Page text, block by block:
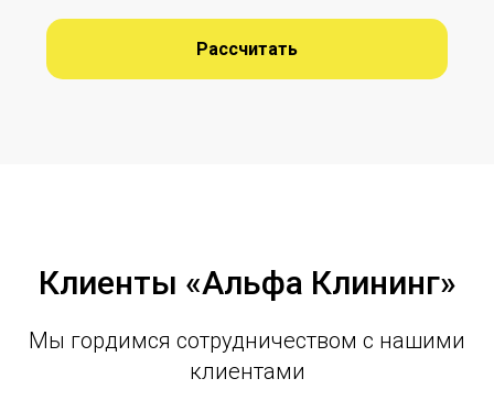
Рассчитать
Клиенты «Альфа Клининг»
Мы гордимся сотрудничеством с нашими
клиентами